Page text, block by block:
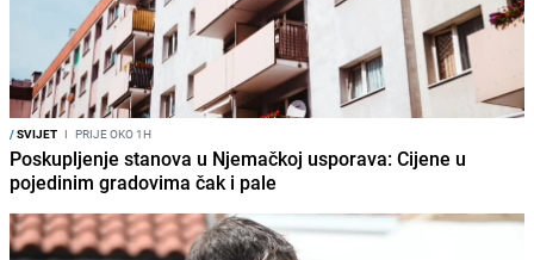
/SVIJET I PRIJE OKO 1H
Poskupljenje stanova u Njemačkoj usporava: Cijene u
pojedinim gradovima čak i pale